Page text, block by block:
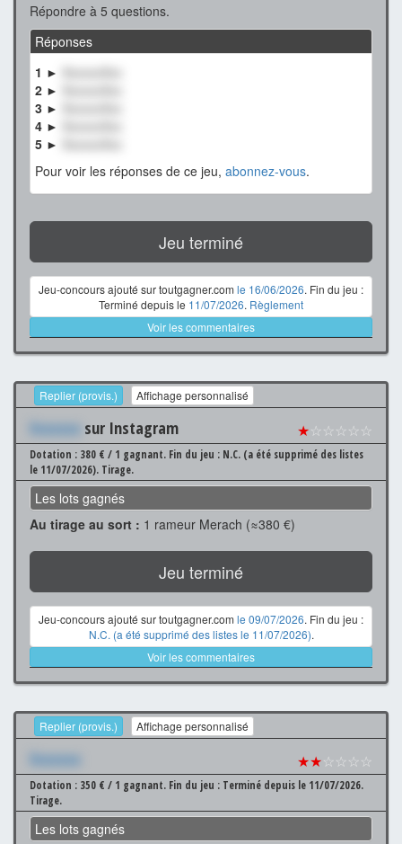
Répondre à 5 questions.
Réponses
1 ►
XxxxxxXxx
2 ►
3 ►
4 ►
5 ►
Pour voir les réponses de ce jeu, abonnez-vous.
Jeu terminé
Jeu-concours ajouté sur toutgagner.com le 16/06/2026. Fin du jeu :
Terminé depuis le 11/07/2026. Règlement
Voir les commentaires
Replier (provis.) Affichage personnalisé
Xxxxxxx sur Instagram ★☆☆☆☆☆
Dotation : 380 € / 1 gagnant. Fin du jeu : N.C. (a été supprimé des listes
le 11/07/2026). Tirage.
Les lots gagnés
Au tirage au sort : 1 rameur Merach (≈380 €)
Jeu terminé
Jeu-concours ajouté sur toutgagner.com le 09/07/2026. Fin du jeu :
N.C. (a été supprimé des listes le 11/07/2026).
Voir les commentaires
Replier (provis.) Affichage personnalisé
Xxxxxxx ★★☆☆☆☆
Dotation : 350 € / 1 gagnant. Fin du jeu : Terminé depuis le 11/07/2026.
Tirage.
Les lots gagnés